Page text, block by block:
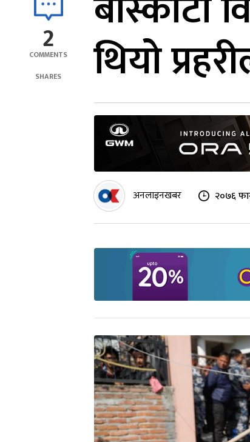
2
COMMENTS
SHARES
थियो
अनलाइनखबर २०७६